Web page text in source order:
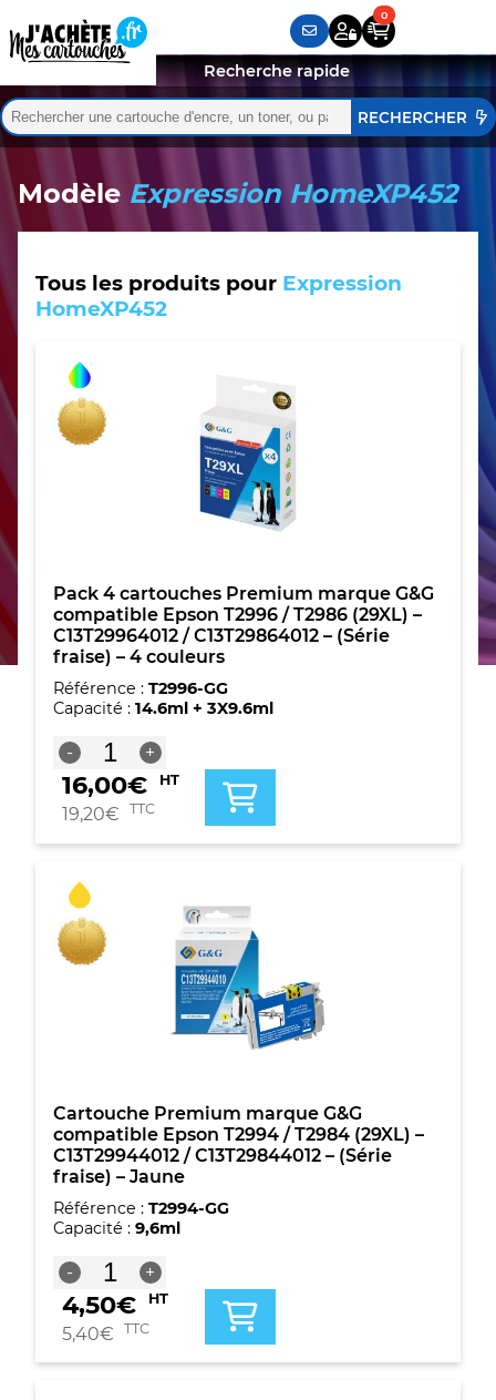
Rechercher :
Quand les résultats de l'auto-complétion sont
Recherche rapide
Modèle Expression HomeXP452
Tous les produits pour Expression
HomeXP452
Pack 4 cartouches Premium marque G&G
compatible Epson T2996 / T2986 (29XL) –
C13T29964012 / C13T29864012 – (Série
fraise) – 4 couleurs
Référence : T2996-GG
Capacité : 14.6ml + 3X9.6ml
-
quantité
de
Pack
4
Premium
G&G
compatible
Epson
T2996
C13T29864012
-
(Série
fraise)
-
4
couleurs
+
16,00€ HT
19,20€ TTC
Cartouche Premium marque G&G
compatible Epson T2994 / T2984 (29XL) –
C13T29944012 / C13T29844012 – (Série
fraise) – Jaune
Référence : T2994-GG
Capacité : 9,6ml
-
quantité
de
Cartouche
Premium
G&G
+
4,50€ HT
5,40€ TTC